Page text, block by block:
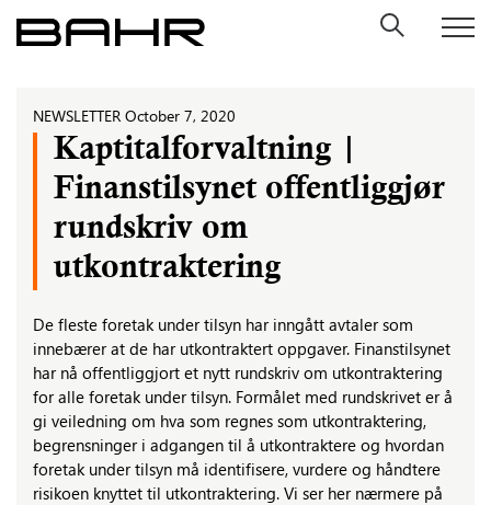
Skip
to
NEWSLETTER October 7, 2020
Kaptitalforvaltning |
Finanstilsynet offentliggjør
rundskriv om
utkontraktering
De fleste foretak under tilsyn har inngått avtaler som
innebærer at de har utkontraktert oppgaver. Finanstilsynet
har nå offentliggjort et nytt rundskriv om utkontraktering
for alle foretak under tilsyn. Formålet med rundskrivet er å
gi veiledning om hva som regnes som utkontraktering,
begrensninger i adgangen til å utkontraktere og hvordan
foretak under tilsyn må identifisere, vurdere og håndtere
risikoen knyttet til utkontraktering. Vi ser her nærmere på